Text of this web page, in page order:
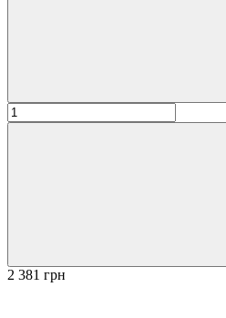
2 381 грн